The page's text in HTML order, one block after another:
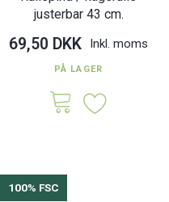
justerbar 43 cm.
69,50 DKK Inkl. moms
PÅ LAGER
100% FSC